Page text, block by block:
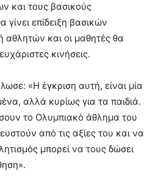
και τους βασικούς
επίδειξη βασικών
αθλητών και οι μαθητές θα
κινήσεις.
«Η έγκριση αυτή, είναι μία
αλλά κυρίως για τα παιδιά.
το Ολυμπιακό άθλημα του
από τις αξίες του και να
μπορεί να τους δώσει